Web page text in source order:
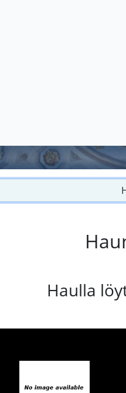
Haulla